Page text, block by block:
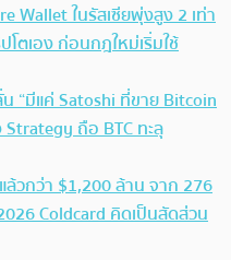
Wallet ในรัสเซียพุ่งสูง 2 เท่า
ตเอง ก่อนกฎใหม่เริ่มใช้
“มีแค่ Satoshi ที่ขาย Bitcoin
ถือ BTC ทะลุ
ล้วกว่า $1,200 ล้าน จาก 276
Coldcard คิดเป็นสัดส่วน